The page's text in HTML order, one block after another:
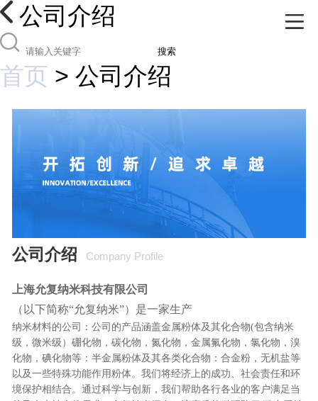
公司介绍
搜索
首页 > 公司介绍
公司介绍 Company Profile
上海允复纳米科技有限公司
（以下简称“允复纳米”）是一家生产
纳米材料的公司：公司的产品涵盖金属粉体及其化合物(包含纳米
级，微米级）硼化物，碳化物，氮化物，金属氟化物，氯化物，溴
化物，碘化物等：半金属粉体及其各类化合物：合金粉，无机盐等
以及一些特殊功能作用粉体。我们将经济上的成功、社会责任和环
境保护相结合。通过科学与创新，我们帮助各行各业的客户满足当